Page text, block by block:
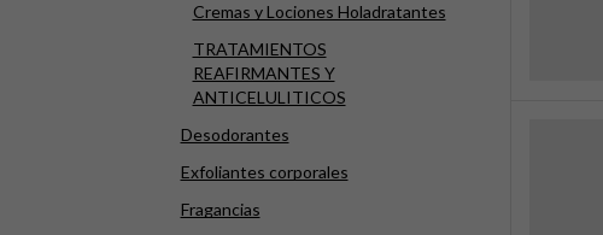
Cremas y Lociones Holadratantes
TRATAMIENTOS
REAFIRMANTES Y
ANTICELULITICOS
Desodorantes
Exfoliantes corporales
Fragancias